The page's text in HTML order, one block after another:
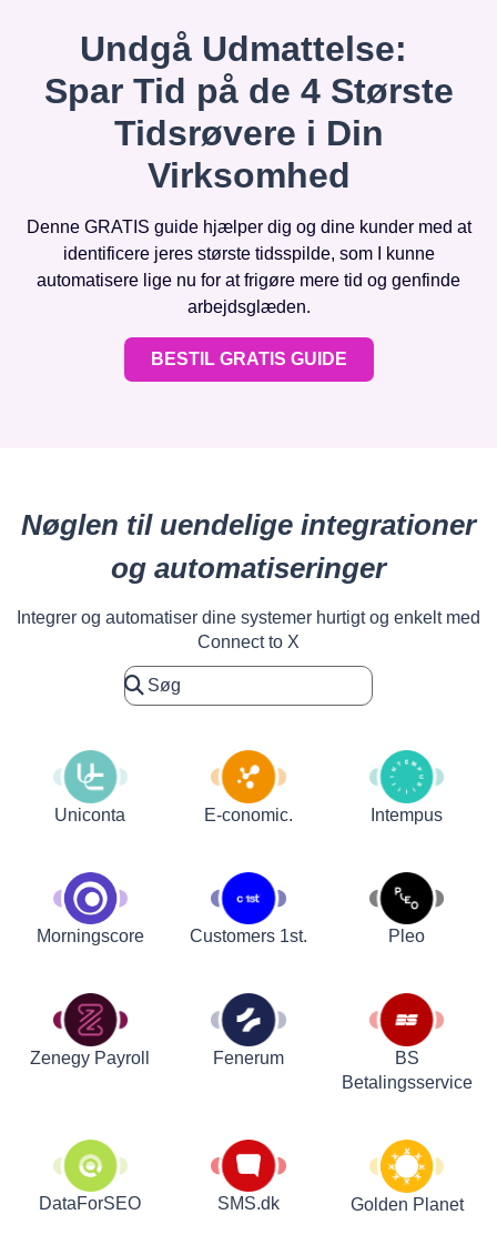
Undgå Udmattelse:
Spar Tid på de 4 Største
Tidsrøvere i Din
Virksomhed
Denne GRATIS guide hjælper dig og dine kunder med at
identificere jeres største tidsspilde, som I kunne
automatisere lige nu for at frigøre mere tid og genfinde
arbejdsglæden.
BESTIL GRATIS GUIDE
Nøglen til uendelige integrationer
og automatiseringer
Integrer og automatiser dine systemer hurtigt og enkelt med
Connect to X
Uniconta E-conomic. Intempus
Morningscore Customers 1st. Pleo
Zenegy Payroll Fenerum
BS
Betalingsservice
DataForSEO SMS.dk Golden Planet